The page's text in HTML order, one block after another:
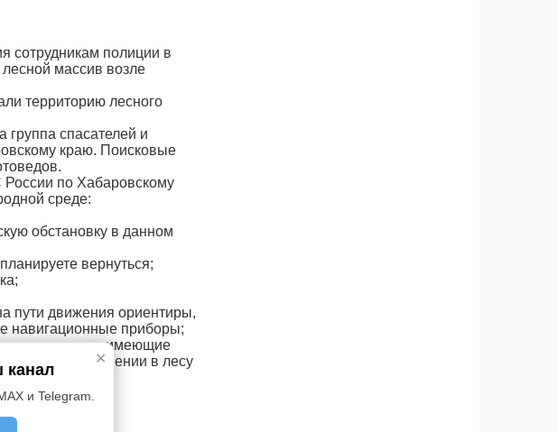
сотрудникам полиции в
массив возле
территорию лесного
группа спасателей и
краю. Поисковые
России по Хабаровскому
среде:
обстановку в данном
вернуться;
пути движения ориентиры,
навигационные приборы;
люди, и люди, имеющие
при нахождении в лесу
и постоянно
✕
канал
и Telegram.